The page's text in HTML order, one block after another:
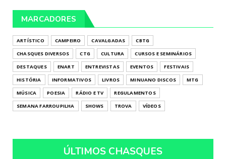
MARCADORES
ARTÍSTICO CAMPEIRO CAVALGADAS
CBTG
CHASQUES DIVERSOS
CTG CULTURA
CURSOS E SEMINÁRIOS
DESTAQUES
ENART ENTREVISTAS EVENTOS
FESTIVAIS
HISTÓRIA
INFORMATIVOS LIVROS MINUANO DISCOS
MTG
MÚSICA
POESIA RÁDIO E TV
REGULAMENTOS
SEMANA FARROUPILHA
SHOWS TROVA VÍDEOS
ÚLTIMOS CHASQUES